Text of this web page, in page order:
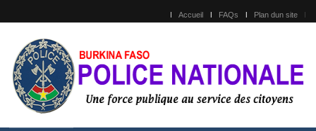
Accueil FAQs Plan dun site